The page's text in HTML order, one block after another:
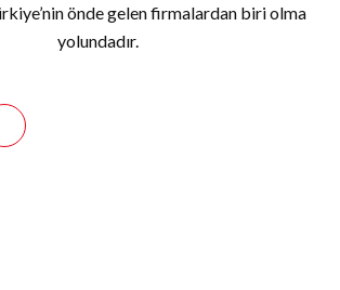
önde gelen firmalardan biri olma
yolundadır.